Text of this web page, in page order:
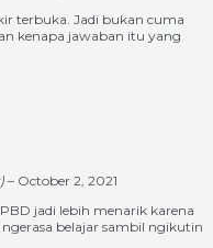
terbuka. Jadi bukan cuma
kenapa jawaban itu yang
– October 2, 2021
jadi lebih menarik karena
belajar sambil ngikutin